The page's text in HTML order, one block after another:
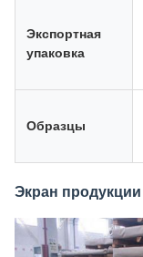
Экспортная
упаковка
Образцы
Экран продукции